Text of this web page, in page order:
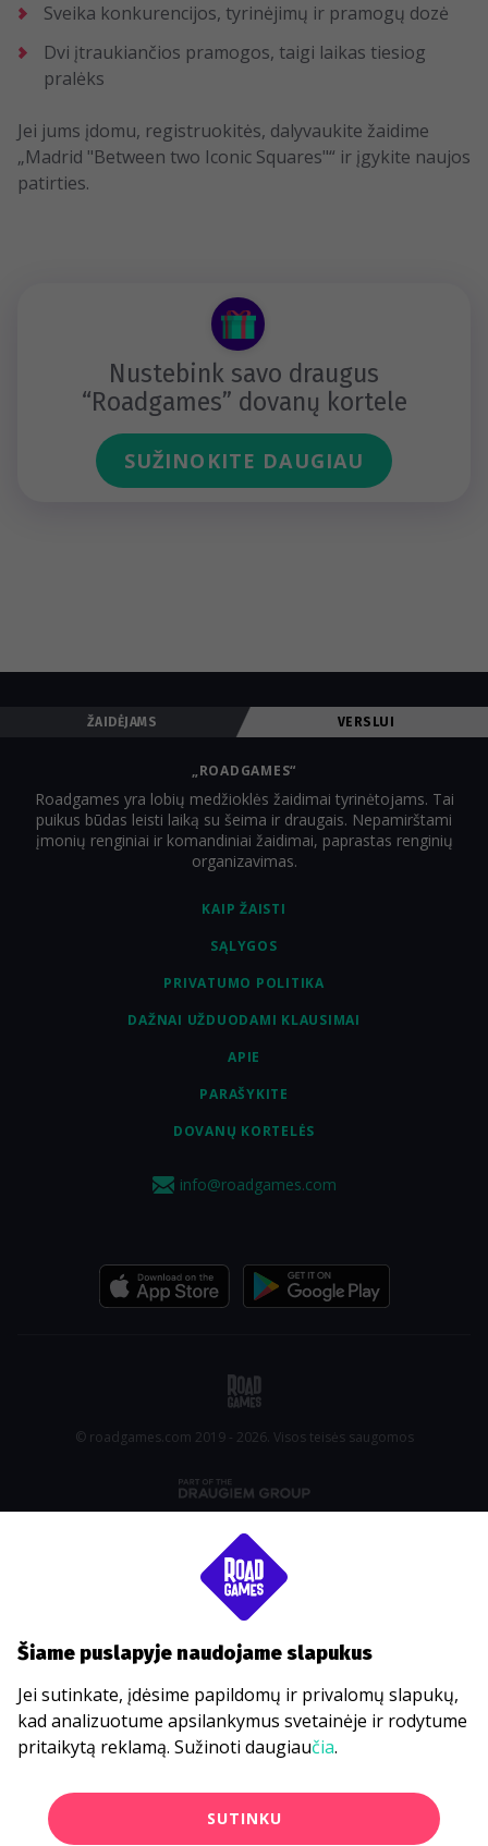
Sveika konkurencijos, tyrinėjimų ir pramogų dozė
Dvi įtraukiančios pramogos, taigi laikas tiesiog
pralėks
Jei jums įdomu, registruokitės, dalyvaukite žaidime
„Madrid "Between two Iconic Squares"“ ir įgykite naujos
patirties.
Nustebink savo draugus
“Roadgames” dovanų kortele
SUŽINOKITE DAUGIAU
ŽAIDĖJAMS VERSLUI
KAIP ŽAISTI
SĄLYGOS
PRIVATUMO POLITIKA
DAŽNAI UŽDUODAMI KLAUSIMAI
APIE
PARAŠYKITE
DOVANŲ KORTELĖS
„ROADGAMES“
Roadgames yra lobių medžioklės žaidimai tyrinėtojams. Tai
puikus būdas leisti laiką su šeima ir draugais. Nepamirštami
įmonių renginiai ir komandiniai žaidimai, paprastas renginių
organizavimas.
info@roadgames.com
© roadgames.com 2019 - 2026. Visos teisės saugomos
Šiame puslapyje naudojame slapukus
Jei sutinkate, įdėsime papildomų ir privalomų slapukų,
kad analizuotume apsilankymus svetainėje ir rodytume
pritaikytą reklamą. Sužinoti daugiaučia.
SUTINKU